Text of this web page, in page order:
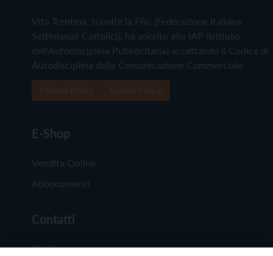
Vita Trentina, tramite la Fisc (Federazione Italiana
Settimanali Cattolici), ha aderito allo IAP (Istituto
dell'Autodisciplina Pubblicitaria) accettando il Codice di
Autodisciplina della Comunicazione Commerciale
E-Shop
Vendita Online
Abbonamenti
Contatti
Chi Siamo